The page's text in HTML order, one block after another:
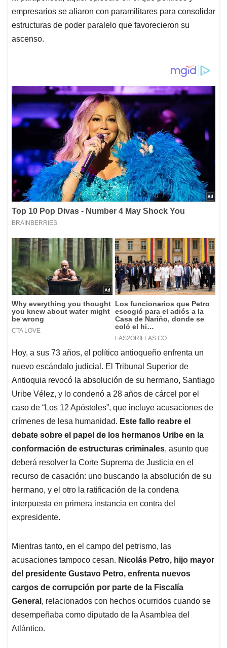
empresarios se aliaron con paramilitares para consolidar
estructuras de poder paralelo que favorecieron su
ascenso.
Hoy, a sus 73 años, el político antioqueño enfrenta un
nuevo escándalo judicial. El Tribunal Superior de
Antioquia revocó la absolución de su hermano, Santiago
Uribe Vélez, y lo condenó a 28 años de cárcel por el
caso de “Los 12 Apóstoles”, que incluye acusaciones de
crímenes de lesa humanidad. Este fallo reabre el
debate sobre el papel de los hermanos Uribe en la
conformación de estructuras criminales, asunto que
deberá resolver la Corte Suprema de Justicia en el
recurso de casación: uno buscando la absolución de su
hermano, y el otro la ratificación de la condena
interpuesta en primera instancia en contra del
expresidente.
Mientras tanto, en el campo del petrismo, las
acusaciones tampoco cesan. Nicolás Petro, hijo mayor
del presidente Gustavo Petro, enfrenta nuevos
cargos de corrupción por parte de la Fiscalía
General , relacionados con hechos ocurridos cuando se
desempeñaba como diputado de la Asamblea del
Atlántico.